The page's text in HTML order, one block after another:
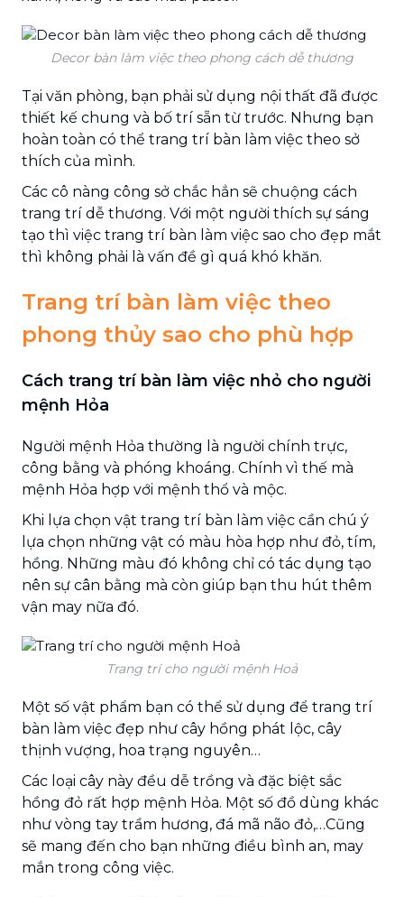
Decor bàn làm việc theo phong cách dễ thương
Tại văn phòng, bạn phải sử dụng nội thất đã được
thiết kế chung và bố trí sẵn từ trước. Nhưng bạn
hoàn toàn có thể trang trí bàn làm việc theo sở
thích của mình.
Các cô nàng công sở chắc hẳn sẽ chuộng cách
trang trí dễ thương. Với một người thích sự sáng
tạo thì việc trang trí bàn làm việc sao cho đẹp mắt
thì không phải là vấn đề gì quá khó khăn.
Trang trí bàn làm việc theo
phong thủy sao cho phù hợp
Cách trang trí bàn làm việc nhỏ cho người
mệnh Hỏa
Người mệnh Hỏa thường là người chính trực,
công bằng và phóng khoáng. Chính vì thế mà
mệnh Hỏa hợp với mệnh thổ và mộc.
Khi lựa chọn vật trang trí bàn làm việc cần chú ý
lựa chọn những vật có màu hòa hợp như đỏ, tím,
hồng. Những màu đó không chỉ có tác dụng tạo
nên sự cân bằng mà còn giúp bạn thu hút thêm
vận may nữa đó.
Trang trí cho người mệnh Hoả
Một số vật phẩm bạn có thể sử dụng để trang trí
bàn làm việc đẹp như cây hồng phát lộc, cây
thịnh vượng, hoa trạng nguyên…
Các loại cây này đều dễ trồng và đặc biệt sắc
hồng đỏ rất hợp mệnh Hỏa. Một số đồ dùng khác
như vòng tay trầm hương, đá mã não đỏ,…Cũng
sẽ mang đến cho bạn những điều bình an, may
mắn trong công việc.